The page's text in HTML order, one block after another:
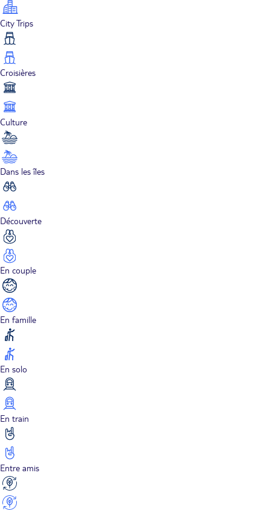
City Trips
Croisières
Culture
Dans les îles
Découverte
En couple
En famille
En solo
En train
Entre amis